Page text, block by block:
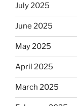
July 2025
June 2025
May 2025
April 2025
March 2025